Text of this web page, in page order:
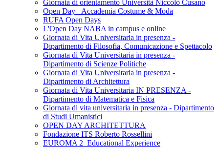
Giornata di orientamento Università Niccolò Cusano
Open Day _Accademia Costume & Moda
RUFA Open Days
L'Open Day NABA in campus e online
Giornata di Vita Universitaria in presenza -
Dipartimento di Filosofia, Comunicazione e Spettacolo
Giornata di Vita Universitaria in presenza -
Dipartimento di Scienze Politiche
Giornata di Vita Universitaria in presenza -
Dipartimento di Architettura
Giornata di Vita Universitaria IN PRESENZA -
Dipartimento di Matematica e Fisica
Giornata di vita universitaria in presenza - Dipartimento
di Studi Umanistici
OPEN DAY ARCHITETTURA
Fondazione ITS Roberto Rossellini
EUROMA 2_Educational Experience